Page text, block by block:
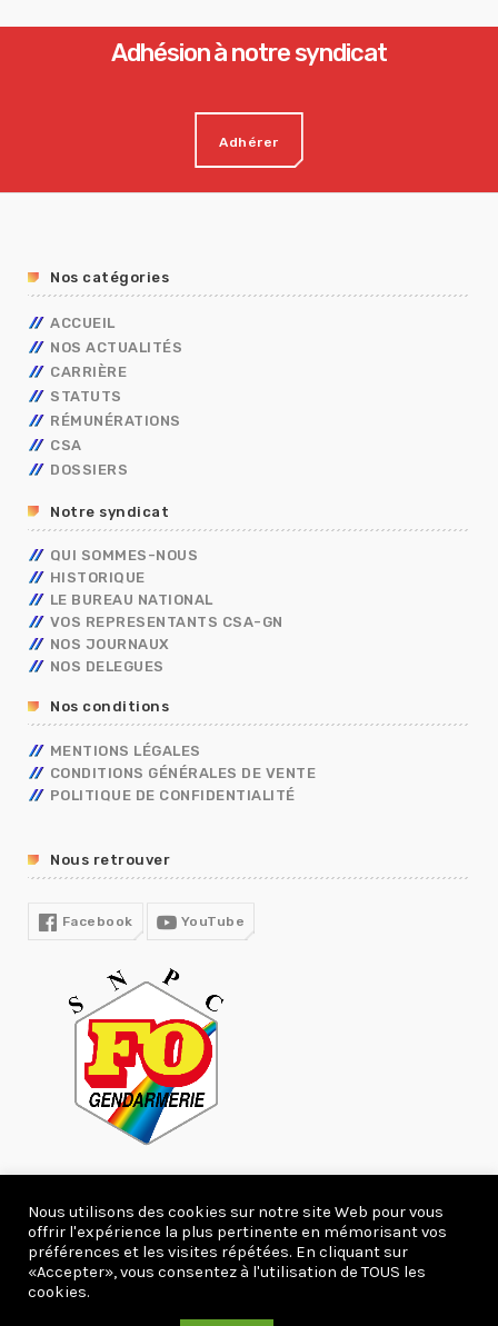
Adhésion à notre syndicat
Adhérer
Nos catégories
ACCUEIL
NOS ACTUALITÉS
CARRIÈRE
AVANCEMENT
TECHNIQUES
OUVRIER DE L’ETAT
MOBILITÉ
CAP
CONCOURS/EXAMENS
STATUTS
FONCTIONNAIRES
ADMINISTRATIFS
OUVRIER DE L’ETAT
CONTRACTUELS
ASSISTANT DE SERVICE SOCIAL
RÉMUNÉRATIONS
CALENDRIER DE PAYE
GRILLES INDICIAIRES
PRIMES
ISS
CSA
GENDARMERIE
DOSSIERS
ELECTIONS PRO 2026
CONGÉS
DIALOGUE SOCIAL
ENTRETIEN PROFESSIONNEL
RÈGLEMENTS INTÉRIEURS
TÉLÉTRAVAIL
TEMPS DE TRAVAIL EN GENDARMERIE
FORMATION
R13
Notre syndicat
QUI SOMMES-NOUS
HISTORIQUE
LE BUREAU NATIONAL
VOS REPRESENTANTS CSA-GN
NOS JOURNAUX
NOS DELEGUES
Nos conditions
MENTIONS LÉGALES
CONDITIONS GÉNÉRALES DE VENTE
POLITIQUE DE CONFIDENTIALITÉ
Nous retrouver
Facebook YouTube
278106 Visites
Copyright 2020 webcreation66.com.
ACTUALITÉS
Nous utilisons des cookies sur notre site Web pour vous
offrir l'expérience la plus pertinente en mémorisant vos
préférences et les visites répétées. En cliquant sur
«Accepter», vous consentez à l'utilisation de TOUS les
cookies.